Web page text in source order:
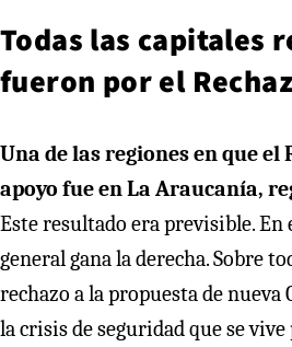
Todas las capitales
fueron por el
Una de las regiones en que el
apoyo fue en La Araucanía,
Este resultado era previsible. En
general gana la derecha. Sobre
rechazo a la propuesta de
la crisis de seguridad que se